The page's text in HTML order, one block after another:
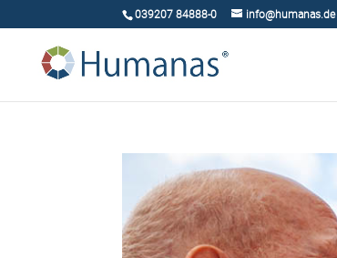
039207 84888-0 info@humanas.de